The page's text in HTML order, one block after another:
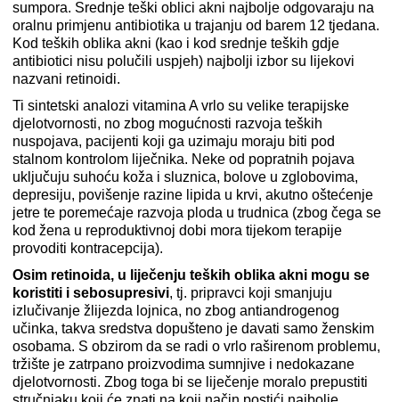
sumpora. Srednje teški oblici akni najbolje odgovaraju na
oralnu primjenu antibiotika u trajanju od barem 12 tjedana.
Kod teških oblika akni (kao i kod srednje teških gdje
antibiotici nisu polučili uspjeh) najbolji izbor su lijekovi
nazvani retinoidi.
Ti sintetski analozi vitamina A vrlo su velike terapijske
djelotvornosti, no zbog mogućnosti razvoja teških
nuspojava, pacijenti koji ga uzimaju moraju biti pod
stalnom kontrolom liječnika. Neke od popratnih pojava
uključuju suhoću koža i sluznica, bolove u zglobovima,
depresiju, povišenje razine lipida u krvi, akutno oštećenje
jetre te poremećaje razvoja ploda u trudnica (zbog čega se
kod žena u reproduktivnoj dobi mora tijekom terapije
provoditi kontracepcija).
Osim retinoida, u liječenju teških oblika akni mogu se
koristiti i sebosupresivi, tj. pripravci koji smanjuju
izlučivanje žlijezda lojnica, no zbog antiandrogenog
učinka, takva sredstva dopušteno je davati samo ženskim
osobama. S obzirom da se radi o vrlo raširenom problemu,
tržište je zatrpano proizvodima sumnjive i nedokazane
djelotvornosti. Zbog toga bi se liječenje moralo prepustiti